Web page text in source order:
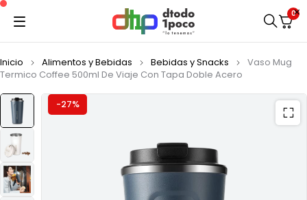
0
Inicio Alimentos y Bebidas Bebidas y Snacks
Vaso Mug
Termico Coffee 500ml De Viaje Con Tapa Doble Acero
-27%